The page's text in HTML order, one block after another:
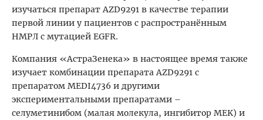
изучаться препарат AZD9291 в качестве терапии
первой линии у пациентов с распространённым
НМРЛ с мутацией EGFR.
Компания «АстраЗенека» в настоящее время также
изучает комбинации препарата AZD9291 с
препаратом MEDI4736 и другими
экспериментальными препаратами –
селуметинибом (малая молекула, ингибитор MEK) и